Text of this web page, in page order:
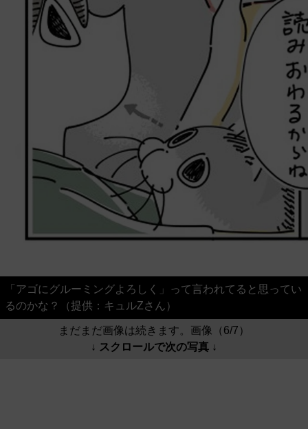
「アゴにグルーミングよろしく」って言われてると思ってい
るのかな？（提供：キュルZさん）
まだまだ画像は続きます。画像（6/7）
↓ スクロールで次の写真 ↓